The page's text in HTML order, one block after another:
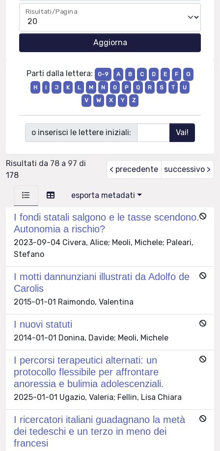
Risultati/Pagina
Parti dalla lettera: 0-9 A B C D E F
G
H
I J K L M N O P Q R S T
U
V
W X Y Z
o inserisci le lettere iniziali:
Risultati da 78 a 97 di
178
< precedente successivo >
esporta metadati
I fondi statali salgono e le tasse scendono.
Autonomia a rischio?
2023-09-04 Civera, Alice; Meoli, Michele; Paleari,
Stefano
I motti dannunziani illustrati da Adolfo de
Carolis
2015-01-01 Raimondo, Valentina
I nuovi statuti
2014-01-01 Donina, Davide; Meoli, Michele
I percorsi terapeutici alternati: un
protocollo flessibile per affrontare
anoressia e bulimia adolescenziali.
2025-01-01 Ugazio, Valeria; Fellin, Lisa Chiara
I ricercatori italiani guadagnano la metà
dei tedeschi e un terzo in meno dei
francesi